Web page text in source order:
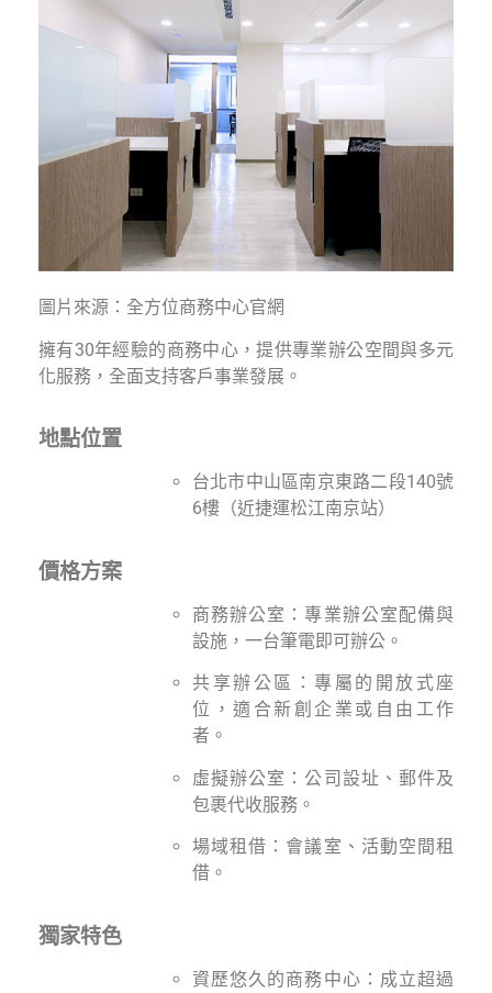
圖片來源：全方位商務中心官網
擁有30年經驗的商務中心，提供專業辦公空間與多元
化服務，全面支持客戶事業發展。
地點位置
台北市中山區南京東路二段140號
6樓（近捷運松江南京站）
價格方案
商務辦公室：專業辦公室配備與
設施，一台筆電即可辦公。
共享辦公區：專屬的開放式座
位，適合新創企業或自由工作
者。
虛擬辦公室：公司設址、郵件及
包裹代收服務。
場域租借：會議室、活動空間租
借。
獨家特色
資歷悠久的商務中心：成立超過